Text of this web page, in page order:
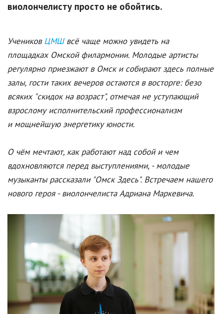
виолончелисту просто не обойтись.
Учеников ЦМШвсё чаще можно увидеть на
площадках Омской филармонии. Молодые артисты
регулярно приезжают в Омск и собирают здесь полные
залы, гости таких вечеров остаются в восторге: безо
всяких "скидок на возраст", отмечая не уступающий
взрослому исполнительский профессионализм
и мощнейшую энергетику юности.
О чём мечтают, как работают над собой и чем
вдохновляются перед выступлениями, - молодые
музыканты рассказали "Омск Здесь". Встречаем нашего
нового героя - виолончелиста Адриана Маркевича.